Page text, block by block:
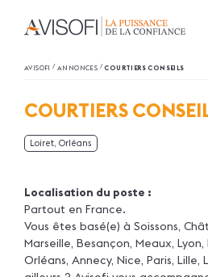
AVISOFI / ANNONCES / COURTIERS CONSEILS
COURTIERS
Loiret, Orléans
Localisation du poste :
Partout en France.
Vous êtes basé(e) à Soissons,
Marseille, Besançon, Meaux,
Orléans, Annecy, Nice, Paris, Lille,